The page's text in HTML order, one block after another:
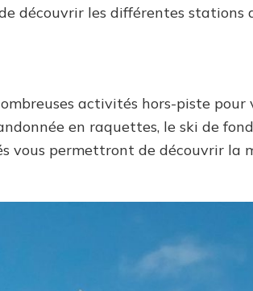
découvrir les différentes stations
activités hors-piste pour
en raquettes, le ski de
vous permettront de découvrir